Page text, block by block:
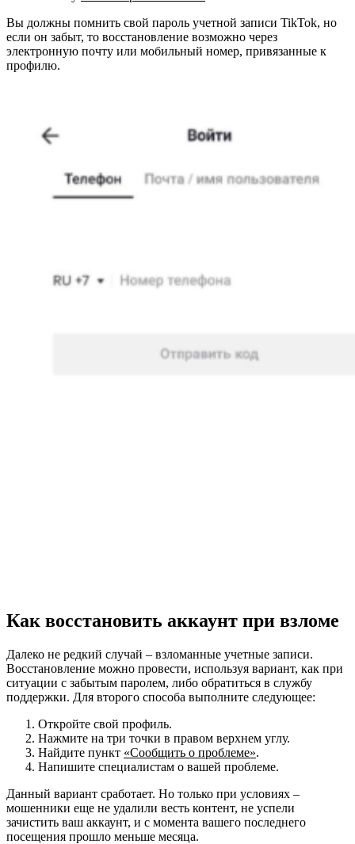
Вы должны помнить свой пароль учетной записи TikTok, но
если он забыт, то восстановление возможно через
электронную почту или мобильный номер, привязанные к
профилю.
Как восстановить аккаунт при взломе
Далеко не редкий случай – взломанные учетные записи.
Восстановление можно провести, используя вариант, как при
ситуации с забытым паролем, либо обратиться в службу
поддержки. Для второго способа выполните следующее:
Откройте свой профиль.
Нажмите на три точки в правом верхнем углу.
Найдите пункт «Сообщить о проблеме».
Напишите специалистам о вашей проблеме.
Данный вариант сработает. Но только при условиях –
мошенники еще не удалили весть контент, не успели
зачистить ваш аккаунт, и с момента вашего последнего
посещения прошло меньше месяца.